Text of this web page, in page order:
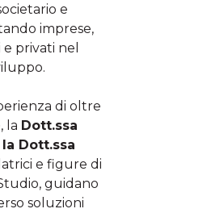
e
imprese,
e privati nel
di oltre
la Dott.ssa
Dott.ssa
e figure di
guidano
soluzioni